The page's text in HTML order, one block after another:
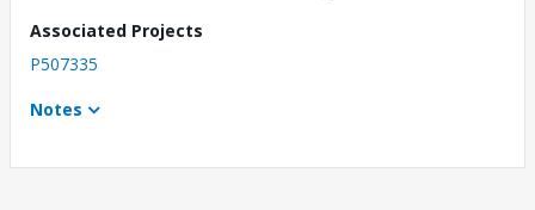
Associated Projects
P507335
Notes